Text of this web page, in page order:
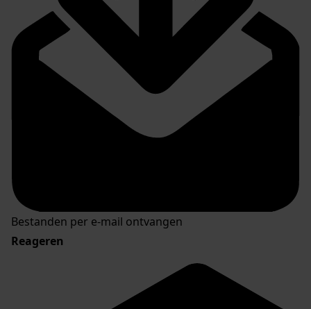
Bestanden per e-mail ontvangen
Reageren